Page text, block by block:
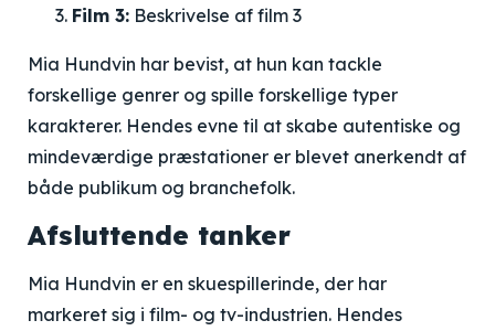
Film 3: Beskrivelse af film 3
Mia Hundvin har bevist, at hun kan tackle
forskellige genrer og spille forskellige typer
karakterer. Hendes evne til at skabe autentiske og
mindeværdige præstationer er blevet anerkendt af
både publikum og branchefolk.
Afsluttende tanker
Mia Hundvin er en skuespillerinde, der har
markeret sig i film- og tv-industrien. Hendes